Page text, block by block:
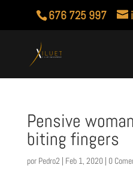
676 725 997
Pensive
biting fingers
por Pedro2 | Feb 1, 2020| 0